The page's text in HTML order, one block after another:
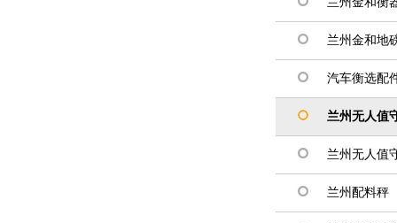
兰州金和地
汽车衡选配
兰州无人值
兰州无人值
兰州配料秤